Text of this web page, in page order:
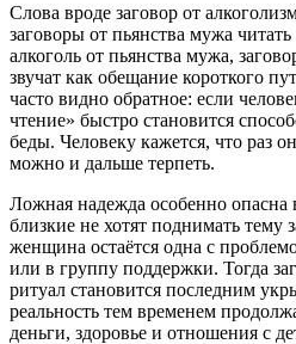
Слова вроде заговор от
заговоры от пьянства мужа
алкоголь от пьянства мужа,
звучат как обещание короткого
часто видно обратное: если
чтение» быстро становится
беды. Человеку кажется, что раз
можно и дальше терпеть.
Ложная надежда особенно опасна
близкие не хотят поднимать тему
женщина остаётся одна с
или в группу поддержки. Тогда
ритуал становится последним
реальность тем временем
деньги, здоровье и отношения с